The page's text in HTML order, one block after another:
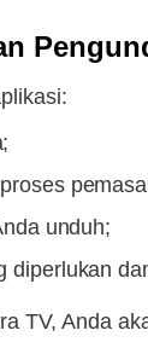
unduh;
diperlukan
TV, Anda